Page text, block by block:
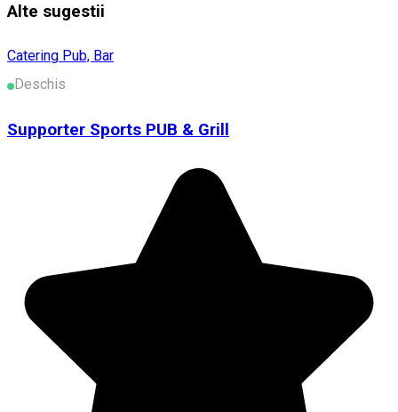
Alte sugestii
Catering Pub, Bar
Deschis
Supporter Sports PUB & Grill